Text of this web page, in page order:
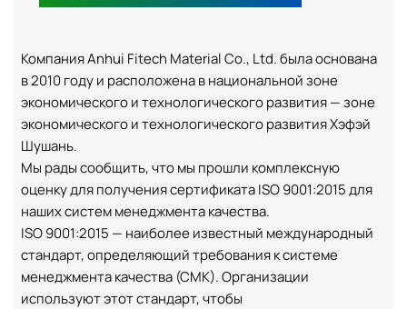
Компания Anhui Fitech Material Co., Ltd. была основана
в 2010 году и расположена в национальной зоне
экономического и технологического развития — зоне
экономического и технологического развития Хэфэй
Шушань.
Мы рады сообщить, что мы прошли комплексную
оценку для получения сертификата ISO 9001:2015 для
наших систем менеджмента качества.
ISO 9001:2015 — наиболее известный международный
стандарт, определяющий требования к системе
менеджмента качества (СМК). Организации
используют этот стандарт, чтобы